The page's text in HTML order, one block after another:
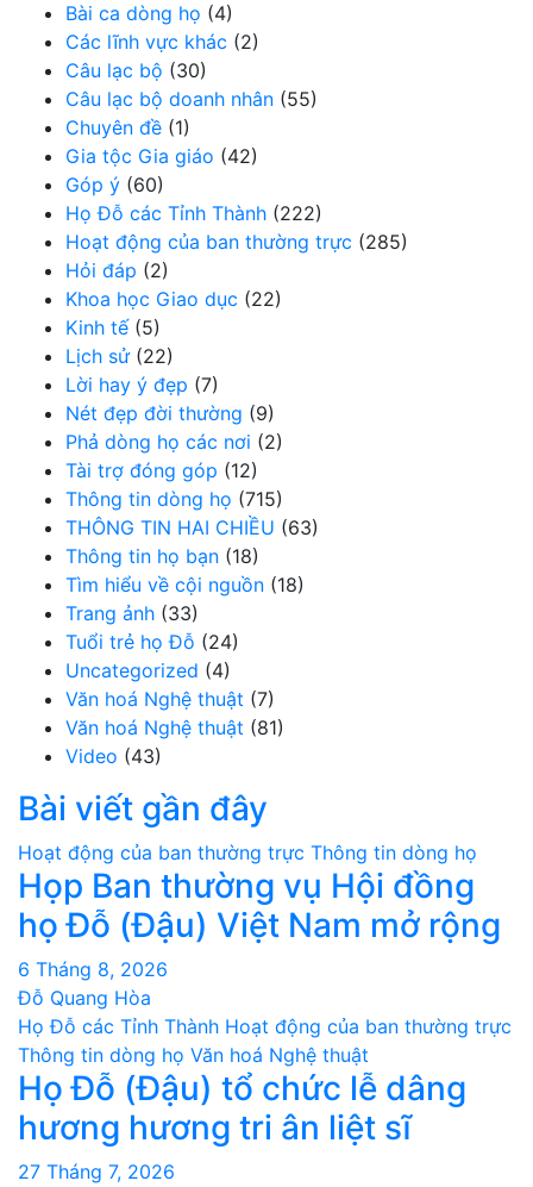
Bài ca dòng họ (4)
Các lĩnh vực khác (2)
Câu lạc bộ (30)
Câu lạc bộ doanh nhân (55)
Chuyên đề (1)
Gia tộc Gia giáo (42)
Góp ý (60)
Họ Đỗ các Tỉnh Thành (222)
Hoạt động của ban thường trực (285)
Hỏi đáp (2)
Khoa học Giao dục (22)
Kinh tế(5)
Lịch sử(22)
Lời hay ý đẹp (7)
Nét đẹp đời thường (9)
Phả dòng họ các nơi (2)
Tài trợ đóng góp (12)
Thông tin dòng họ (715)
THÔNG TIN HAI CHIỀU (63)
Thông tin họ bạn (18)
Tìm hiểu về cội nguồn (18)
Trang ảnh (33)
Tuổi trẻ họ Đỗ (24)
Uncategorized (4)
Văn hoá Nghệ thuật (7)
Văn hoá Nghệ thuật (81)
Video (43)
Bài viết gần đây
Hoạt động của ban thường trực Thông tin dòng họ
Họp Ban thường vụ Hội đồng
họ Đỗ (Đậu) Việt Nam mở rộng
6 Tháng 8, 2026
Đỗ Quang Hòa
Họ Đỗ các Tỉnh Thành Hoạt động của ban thường trực
Thông tin dòng họ Văn hoá Nghệ thuật
Họ Đỗ (Đậu) tổ chức lễ dâng
hương hương tri ân liệt sĩ
27 Tháng 7, 2026